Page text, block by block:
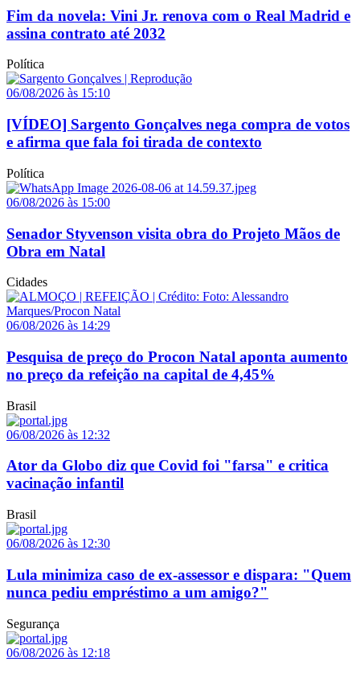
Fim da novela: Vini Jr. renova com o Real Madrid e
assina contrato até 2032
Política
06/08/2026 às 15:10
[VÍDEO] Sargento Gonçalves nega compra de votos
e afirma que fala foi tirada de contexto
Política
06/08/2026 às 15:00
Senador Styvenson visita obra do Projeto Mãos de
Obra em Natal
Cidades
06/08/2026 às 14:29
Pesquisa de preço do Procon Natal aponta aumento
no preço da refeição na capital de 4,45%
Brasil
06/08/2026 às 12:32
Ator da Globo diz que Covid foi "farsa" e critica
vacinação infantil
Brasil
06/08/2026 às 12:30
Lula minimiza caso de ex-assessor e dispara: "Quem
nunca pediu empréstimo a um amigo?"
Segurança
06/08/2026 às 12:18